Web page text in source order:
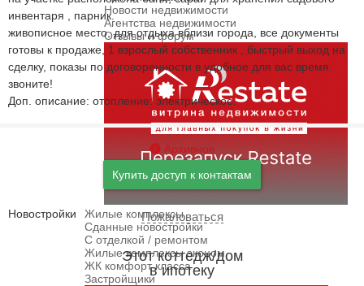
Новости недвижимости
Агентства недвижимости
Отзывы и форум
Новостройки
Жилые комплексы
Сданные новостройки
С отделкой / ремонтом
Жилые комплексы эконом
ЖК комфорт класса
Застройщики
инвентаря , парник.
живописное место, для отдыха вблизи города, все документы
готовы к продаже, 1 взрослый собственник , быстрый выход на
сделку, показы по договоренности в удобное для вас время.
звоните!
Доп. описание: отопление: электрическое.
Архивное
Купить доступ к контактам
Пожаловаться
Этот коттедж/дом
в ипотеку